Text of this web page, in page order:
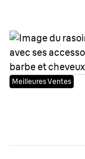
Meilleures Ventes